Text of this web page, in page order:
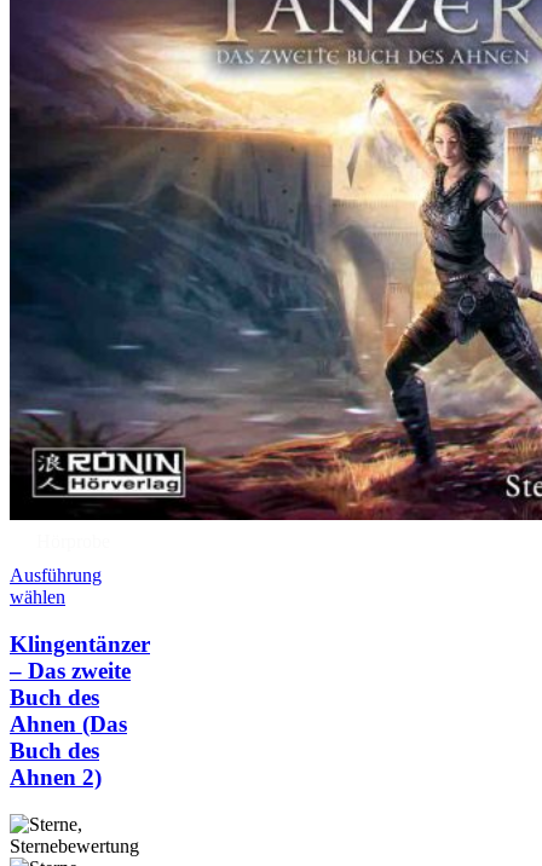
Ausführung
wählen
Klingentänzer
– Das zweite
Buch des
Ahnen (Das
Buch des
Ahnen 2)